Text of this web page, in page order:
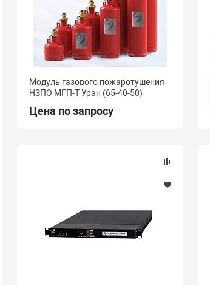
Модуль газового пожаротушения
НЗПО МГП-Т Уран (65-40-50)
Цена по запросу